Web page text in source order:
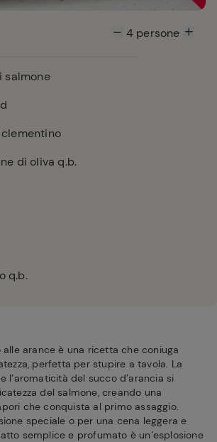
4persone
salmone
di oliva q.b.
q.b.
alle arance è una ricetta che coniuga
perfetta per stupire a tavola. La
l’aromaticità del succo d’arancia si
del salmone, creando una
che conquista al primo assaggio.
speciale o per una cena leggera e
semplice e profumato è un’esplosione